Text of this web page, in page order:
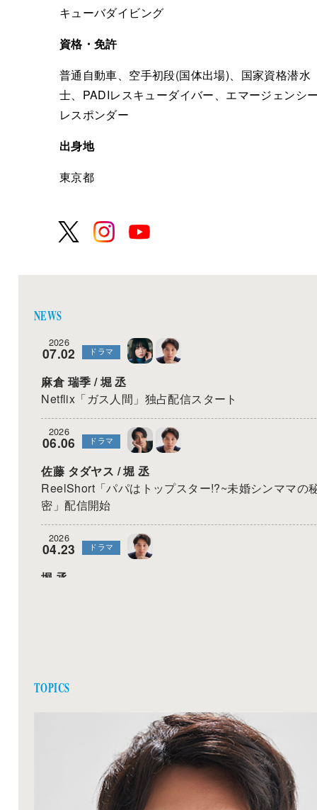
キューバダイビング
資格・免許
普通自動車、空手初段(国体出場)、国家資格潜水
士、PADIレスキューダイバー、エマージェンシ
レスポンダー
出身地
東京都
NEWS
2026
07.02 ドラマ
麻倉 瑞季 /堀 丞
Netflix「ガス人間」独占配信スタート
2026
06.06 ドラマ
佐藤 タダヤス /堀 丞
ReelShort「パパはトップスター!?~未婚シンママの
密」配信開始
2026
04.23 ドラマ
堀 丞
堀 丞
カンテレ・フジテレビ系「夫に間違いありません」
話 22:00-
TOPICS